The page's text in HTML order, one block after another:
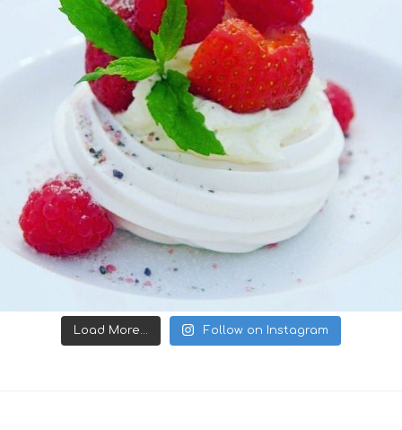
Load More... Follow on Instagram